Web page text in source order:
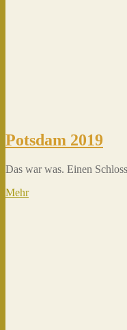
Potsdam 2019
Das war was. Einen
Mehr